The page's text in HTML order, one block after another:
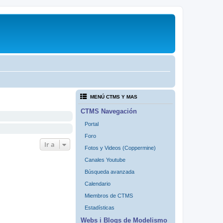
Ir a
MENÚ CTMS Y MAS
CTMS Navegación
Portal
Foro
Fotos y Videos (Coppermine)
Canales Youtube
Búsqueda avanzada
Calendario
Miembros de CTMS
Estadísticas
Webs i Blogs de Modelismo